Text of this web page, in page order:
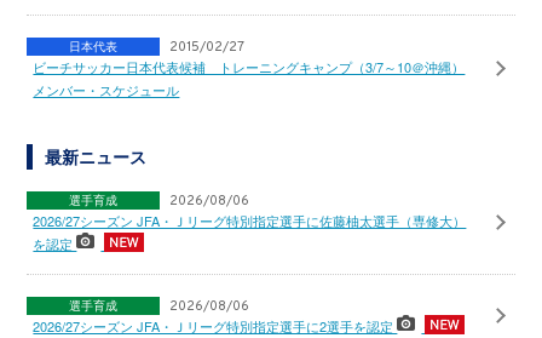
日本代表 2015/02/27
ビーチサッカー日本代表候補 トレーニングキャンプ（3/7～10＠沖縄）
メンバー・スケジュール
最新ニュース
選手育成 2026/08/06
2026/27シーズン JFA・Ｊリーグ特別指定選手に佐藤柚太選手（専修大）
を認定
選手育成 2026/08/06
2026/27シーズン JFA・Ｊリーグ特別指定選手に2選手を認定